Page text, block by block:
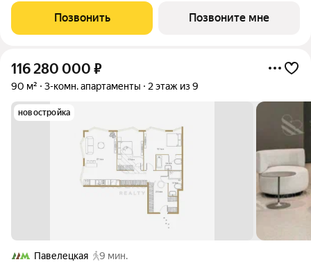
потолков 3.15 м. Современный премиум-квартал ЭРА на
Дербеневской набережной,
Позвонить Позвоните мне
116 280 000 ₽
90 м² 3-комн. апартаменты 2 этаж из 9
новостройка
Павелецкая
9 мин.